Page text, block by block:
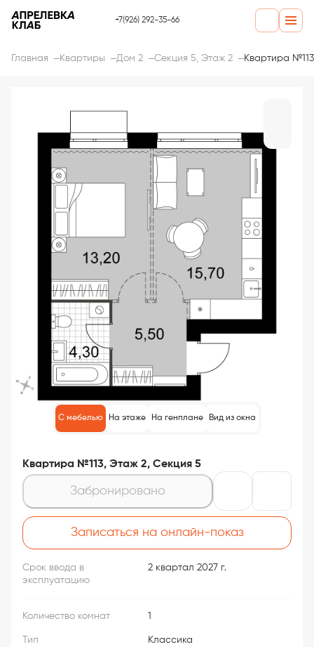
+7(926) 292-35-66
Главная Квартиры Дом 2 Секция 5, Этаж 2 Квартира №113
С мебелью На этаже На генплане Вид из окна
Квартира №113, Этаж 2, Секция 5
Забронировано
Записаться на онлайн-показ
Срок ввода в
эксплуатацию
2 квартал 2027 г.
Количество комнат 1
Тип Классика